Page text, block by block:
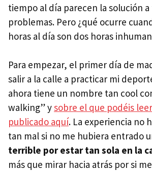
tiempo al día parecen la solución a
problemas. Pero ¿qué ocurre
horas al día son dos horas
Para empezar, el primer día de
salir a la calle a practicar mi
ahora tiene un nombre tan cool
walking” ysobre el que podéis
publicado aquí. La experiencia no
tan mal si no me hubiera entrado
terrible por estar tan sola en la
más que mirar hacia atrás por si